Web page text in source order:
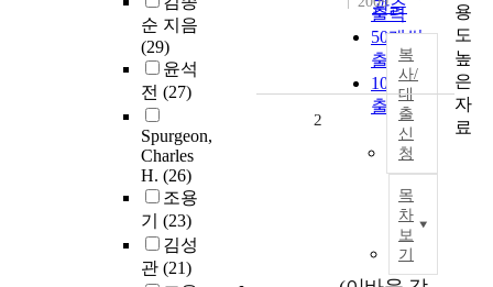
순 지음
(29)
윤석
전 (27)
Spurgeon,
Charles
H. (26)
조용
기 (23)
김성
관 (21)
관순
출력
50개씩
출력
100개씩
출력
복
사/
대
출
신
청
목
차
보
기
2
용
도
높
은
자
료